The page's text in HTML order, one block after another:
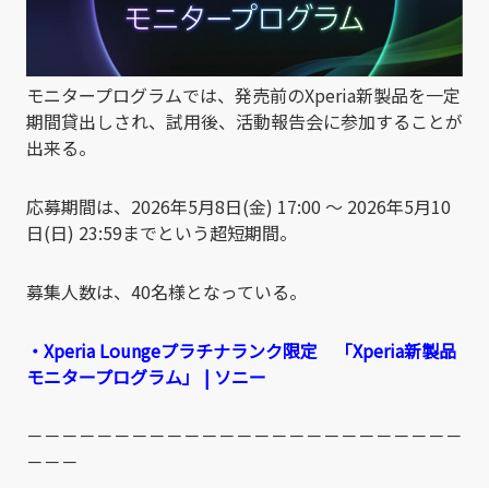
モニタープログラムでは、発売前のXperia新製品を一定
期間貸出しされ、試用後、活動報告会に参加することが
出来る。
応募期間は、2026年5月8日(金) 17:00 ～ 2026年5月10
日(日) 23:59までという超短期間。
募集人数は、40名様となっている。
・Xperia Loungeプラチナランク限定 「Xperia新製品
モニタープログラム」 | ソニー
－－－－－－－－－－－－－－－－－－－－－－－－－
－－－